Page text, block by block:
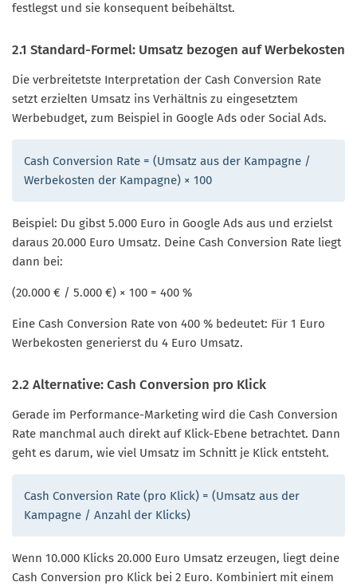
festlegst und sie konsequent beibehältst.
2.1 Standard-Formel: Umsatz bezogen auf Werbekosten
Die verbreitetste Interpretation der Cash Conversion Rate
setzt erzielten Umsatz ins Verhältnis zu eingesetztem
Werbebudget, zum Beispiel in Google Ads oder Social Ads.
Cash Conversion Rate = (Umsatz aus der Kampagne /
Werbekosten der Kampagne) × 100
Beispiel: Du gibst 5.000 Euro in Google Ads aus und erzielst
daraus 20.000 Euro Umsatz. Deine Cash Conversion Rate liegt
dann bei:
(20.000 € / 5.000 €) × 100 = 400 %
Eine Cash Conversion Rate von 400 % bedeutet: Für 1 Euro
Werbekosten generierst du 4 Euro Umsatz.
2.2 Alternative: Cash Conversion pro Klick
Gerade im Performance-Marketing wird die Cash Conversion
Rate manchmal auch direkt auf Klick-Ebene betrachtet. Dann
geht es darum, wie viel Umsatz im Schnitt je Klick entsteht.
Cash Conversion Rate (pro Klick) = (Umsatz aus der
Kampagne / Anzahl der Klicks)
Wenn 10.000 Klicks 20.000 Euro Umsatz erzeugen, liegt deine
Cash Conversion pro Klick bei 2 Euro. Kombiniert mit einem